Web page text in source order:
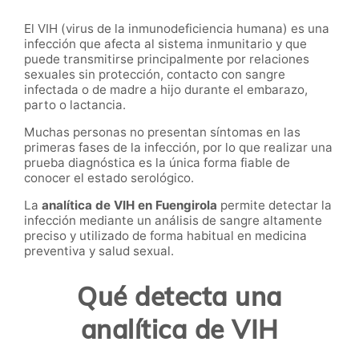
El VIH (virus de la inmunodeficiencia humana) es una
infección que afecta al sistema inmunitario y que
puede transmitirse principalmente por relaciones
sexuales sin protección, contacto con sangre
infectada o de madre a hijo durante el embarazo,
parto o lactancia.
Muchas personas no presentan síntomas en las
primeras fases de la infección, por lo que realizar una
prueba diagnóstica es la única forma fiable de
conocer el estado serológico.
La analítica de VIH en Fuengirola permite detectar la
infección mediante un análisis de sangre altamente
preciso y utilizado de forma habitual en medicina
preventiva y salud sexual.
Qué detecta una
analítica de VIH